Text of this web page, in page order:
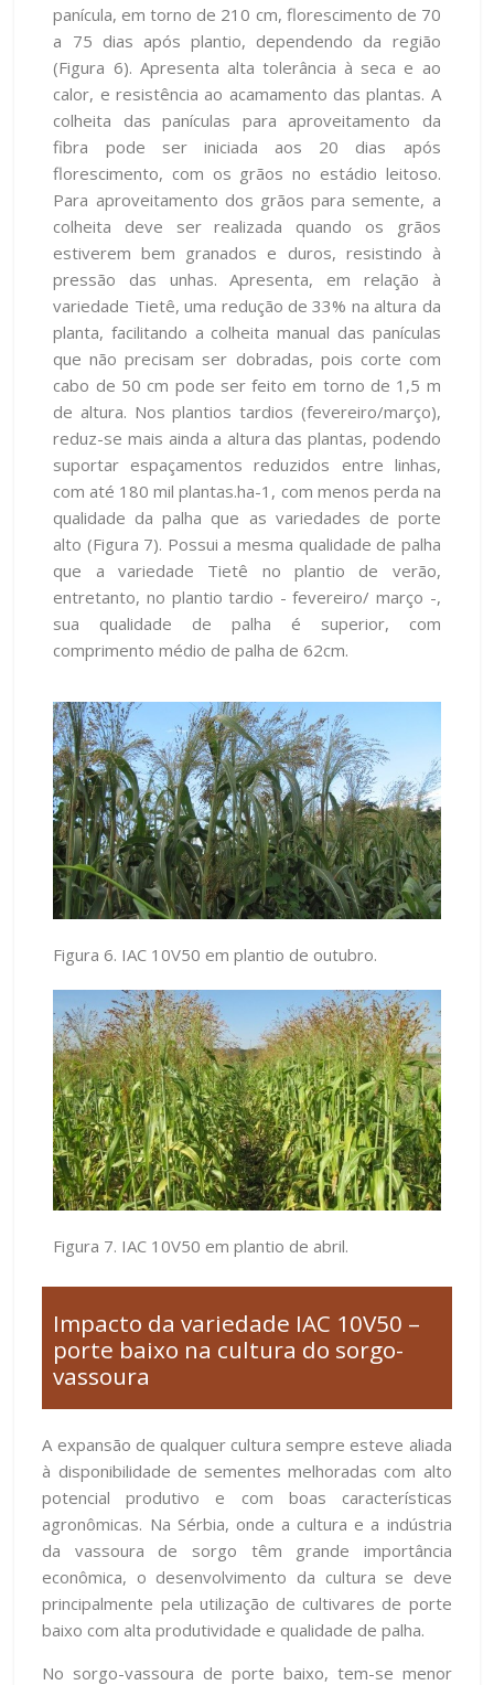
panícula, em torno de 210 cm, florescimento de 70
a 75 dias após plantio, dependendo da região
(Figura 6). Apresenta alta tolerância à seca e ao
calor, e resistência ao acamamento das plantas. A
colheita das panículas para aproveitamento da
fibra pode ser iniciada aos 20 dias após
florescimento, com os grãos no estádio leitoso.
Para aproveitamento dos grãos para semente, a
colheita deve ser realizada quando os grãos
estiverem bem granados e duros, resistindo à
pressão das unhas. Apresenta, em relação à
variedade Tietê, uma redução de 33% na altura da
planta, facilitando a colheita manual das panículas
que não precisam ser dobradas, pois corte com
cabo de 50 cm pode ser feito em torno de 1,5 m
de altura. Nos plantios tardios (fevereiro/março),
reduz-se mais ainda a altura das plantas, podendo
suportar espaçamentos reduzidos entre linhas,
com até 180 mil plantas.ha-1, com menos perda na
qualidade da palha que as variedades de porte
alto (Figura 7). Possui a mesma qualidade de palha
que a variedade Tietê no plantio de verão,
entretanto, no plantio tardio - fevereiro/ março -,
sua qualidade de palha é superior, com
comprimento médio de palha de 62cm.
Figura 6. IAC 10V50 em plantio de outubro.
Figura 7. IAC 10V50 em plantio de abril.
Impacto da variedade IAC 10V50 –
porte baixo na cultura do sorgo-
vassoura
A expansão de qualquer cultura sempre esteve aliada
à disponibilidade de sementes melhoradas com alto
potencial produtivo e com boas características
agronômicas. Na Sérbia, onde a cultura e a indústria
da vassoura de sorgo têm grande importância
econômica, o desenvolvimento da cultura se deve
principalmente pela utilização de cultivares de porte
baixo com alta produtividade e qualidade de palha.
No sorgo-vassoura de porte baixo, tem-se menor